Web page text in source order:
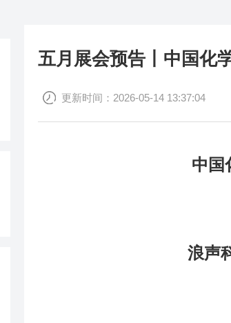
五月展会预告丨中国化
更新时间：2026-05-14 13:37:04
中国
浪声